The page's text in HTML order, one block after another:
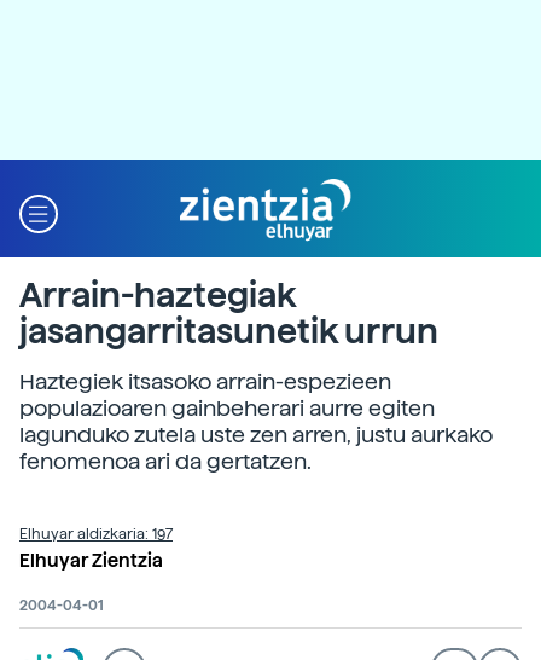
Arrain-haztegiak
jasangarritasunetik urrun
Haztegiek itsasoko arrain-espezieen
populazioaren gainbeherari aurre egiten
lagunduko zutela uste zen arren, justu aurkako
fenomenoa ari da gertatzen.
Elhuyar aldizkaria: 197
Elhuyar Zientzia
2004-04-01